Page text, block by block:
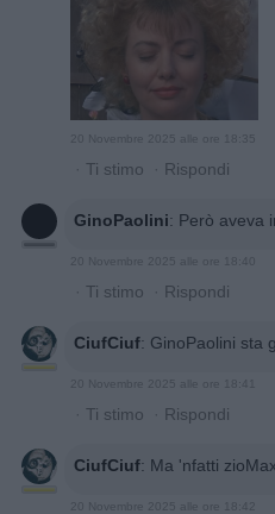
20 Novembre 2025 alle ore 18:35
· Ti stimo · Rispondi
GinoPaolini: Però aveva
20 Novembre 2025 alle ore 18:40
· Ti stimo · Rispondi
CiufCiuf: GinoPaolini sta
20 Novembre 2025 alle ore 18:41
· Ti stimo · Rispondi
CiufCiuf: Ma 'nfatti
20 Novembre 2025 alle ore 18:42